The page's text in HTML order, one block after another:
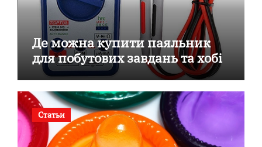
Де можна купити паяльник
для побутових завдань та хобі
Статьи